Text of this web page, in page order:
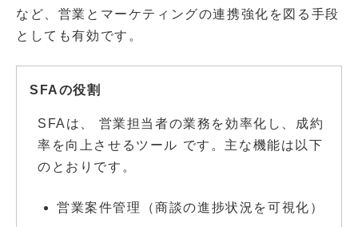
など、営業とマーケティングの連携強化を図る手段
としても有効です。
SFAの役割
SFAは、 営業担当者の業務を効率化し、成約
率を向上させるツール です。主な機能は以下
のとおりです。
営業案件管理（商談の進捗状況を可視化）